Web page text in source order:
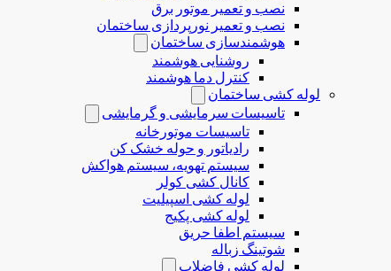
نصب و تعمیر موتور برق
نصب و تعمیر نورپردازی ساختمان
هوشمندسازی ساختمان
روشنایی هوشمند
کنترل دما هوشمند
لوله کشی ساختمان
تاسیسات سرمایشی و گرمایشی
تاسیسات موتورخانه
رادیاتور و حوله خشک کن
سیستم تهویه، سیستم هواکش
کانال کشی کولر
لوله کشی اسپیلیت
لوله کشی پکیج
سیستم اطفا حریق
شوتینگ زباله
لوله كشی فاضلاب